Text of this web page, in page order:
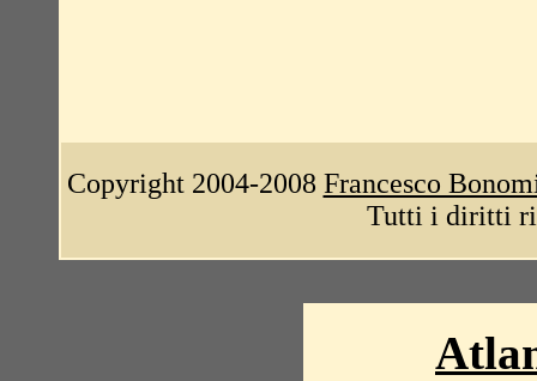
Copyright 2004-2008 Francesco
Tutti i diritti